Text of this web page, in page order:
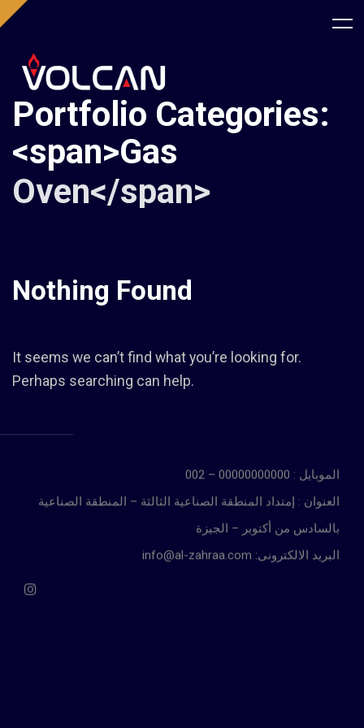
Portfolio Categories:
<span>Gas
Oven</span>
Nothing Found
It seems we can’t find what you’re looking for.
Perhaps searching can help.
الموبايل : 00000000000 – 002
العنوان : إمتداد المنطقة الصناعية الثالثة – المنطقة الصناعية
بالسادس من أكتوبر – الجيزة
info@al-zahraa.com :البريد الالكترونى